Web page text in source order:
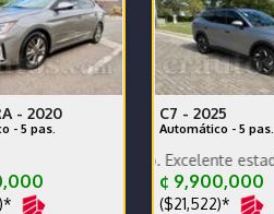
- 2020
- 5 pas.
Impecable como nuevo….
C7 - 2025
Automático - 5 pas.
de lujo. Excelente estado.
¢ 9,900,000
($21,522)*